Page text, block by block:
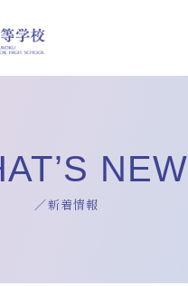
NEW
／新着情報